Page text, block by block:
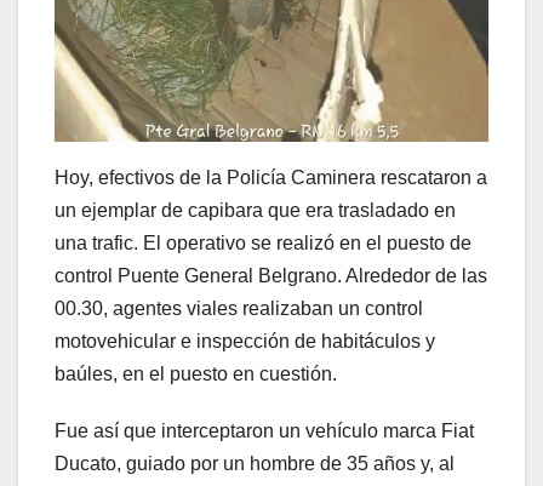
Hoy, efectivos de la Policía Caminera rescataron a
un ejemplar de capibara que era trasladado en
una trafic. El operativo se realizó en el puesto de
control Puente General Belgrano. Alrededor de las
00.30, agentes viales realizaban un control
motovehicular e inspección de habitáculos y
baúles, en el puesto en cuestión.
Fue así que interceptaron un vehículo marca Fiat
Ducato, guiado por un hombre de 35 años y, al